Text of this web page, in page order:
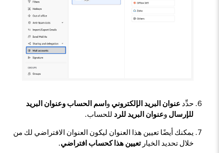
حدِّد عنوان البريد الإلكتروني و اسم الحساب وعنوان البريد
للإرسال وعنوان البريد للرد للحساب.
يمكنك أيضًا تعيين هذا العنوان ليكون العنوان الافتراضي لك من
خلال تحديد الخيارتعيين هذا كحساب افتراضي.